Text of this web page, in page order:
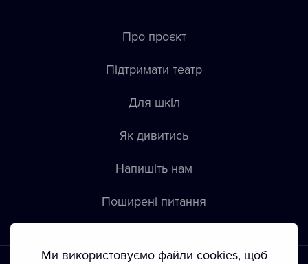
Про проєкт
Підтримати театр
Для шкіл
Як дивитись
Напишіть нам
Пoширені питання
Ми використовуємо файли cookies, щоб